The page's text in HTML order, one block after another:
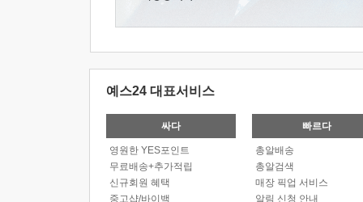
예스24 대표서비스
싸다
영원한 YES포인트
무료배송+추가적립
신규회원 혜택
중고샵/바이백
빠르다
총알배송
총알검색
매장 픽업 서비스
알림 신청 안내